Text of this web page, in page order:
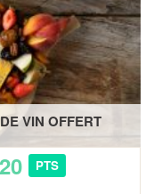
VIN OFFERT
20 PTS